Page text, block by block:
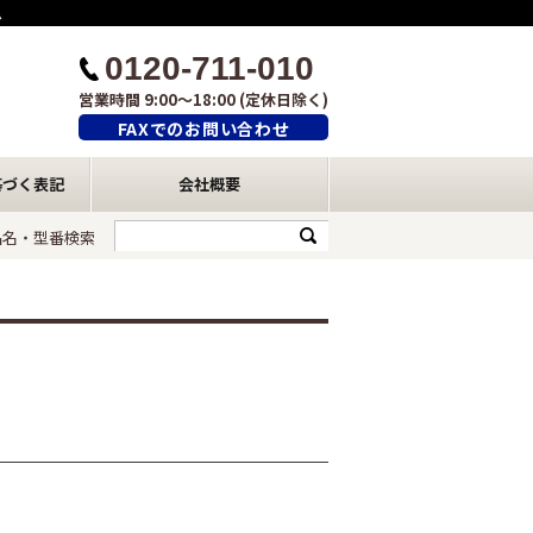
0120-711-010
営業時間 9:00～18:00 (定休日除く)
FAXでのお問い合わせ
く表記 会社概要
・型番検索